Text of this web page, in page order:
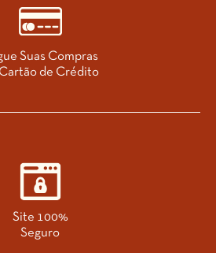
Suas Compras
de Crédito
Site 100%
Seguro